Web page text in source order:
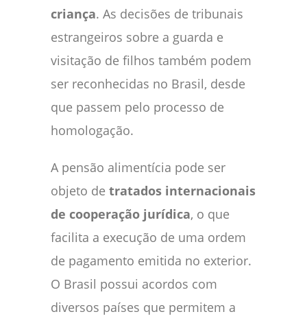
criança. As decisões de tribunais
estrangeiros sobre a guarda e
visitação de filhos também podem
ser reconhecidas no Brasil, desde
que passem pelo processo de
homologação.
A pensão alimentícia pode ser
objeto de tratados internacionais
de cooperação jurídica, o que
facilita a execução de uma ordem
de pagamento emitida no exterior.
O Brasil possui acordos com
diversos países que permitem a